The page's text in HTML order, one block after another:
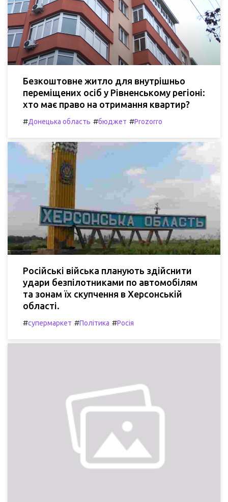
Безкоштовне житло для внутрішньо
переміщених осіб у Рівненському регіоні:
хто має право на отримання квартир?
#Донецька область #бюджет #Prozorro
Російські війська планують здійснити
удари безпілотниками по автомобілям
та зонам їх скупчення в Херсонській
області.
#супермаркет #Політика #Росія